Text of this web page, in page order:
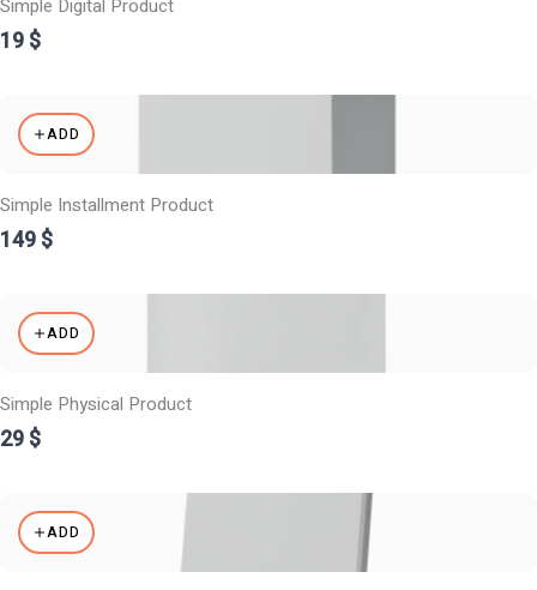
Simple Digital Product
19 $
ADD
Simple Installment Product
149 $
ADD
Simple Physical Product
29 $
ADD